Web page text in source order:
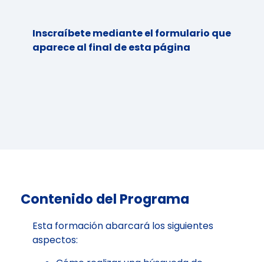
Inscraíbete mediante el formulario que
aparece al final de esta página
Contenido del Programa
Esta formación abarcará los siguientes
aspectos: